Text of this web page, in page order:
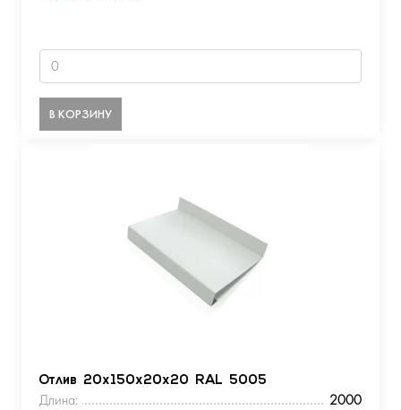
В КОРЗИНУ
Отлив 20х150х20х20 RAL 5005
Длина:
2000